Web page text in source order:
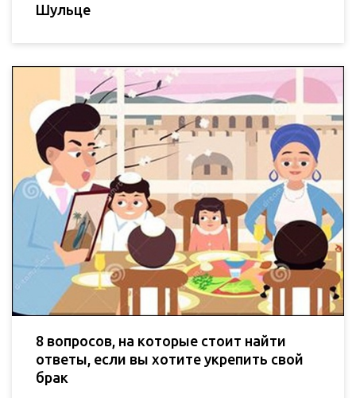
Шульце
8 вопросов, на которые стоит найти
ответы, если вы хотите укрепить свой
брак